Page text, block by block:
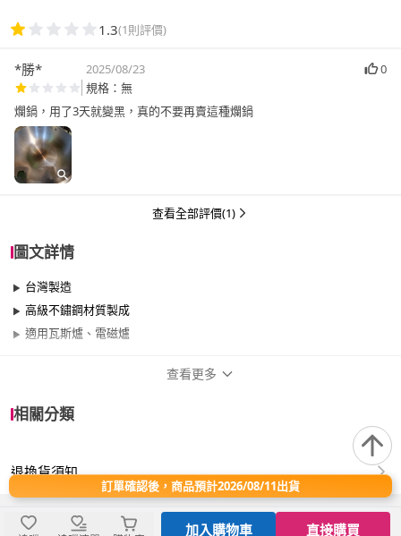
1.3(1則評價)
*勝* 2025/08/23
0
規格：無
爛鍋，用了3天就變黑，真的不要再賣這種爛鍋
查看全部評價(1)
圖文詳情
台灣製造
高級不鏽鋼材質製成
適用瓦斯爐、電磁爐
尺寸 30cm~34cm
材質 其他不鏽鋼
查看更多
相關分類
退換貨須知
訂單確認後，商品預計2026/08/11出貨
加入購物車 直接購買